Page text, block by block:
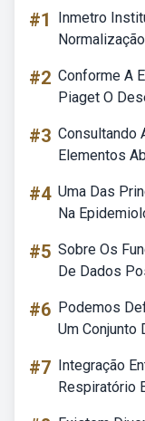
#1
Inmetro
#2 Conforme A
Piaget O
#3 Consultando
Elementos
#4 Uma Das
Na
#5 Sobre Os
De Dados
#6 Podemos
Um Conjunto
#7 Integração
Respiratório